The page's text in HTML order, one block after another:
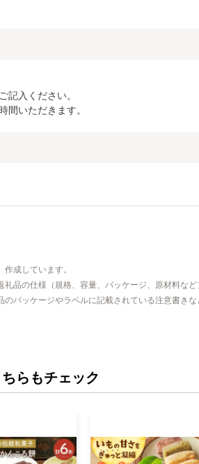
記入ください。
間いただきます。
成しています。
品の仕様（規格、容量、パッケージ、原材料など
パッケージやラベルに記載されている注意書きな
らもチェック